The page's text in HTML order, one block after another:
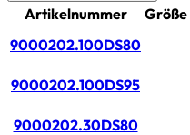
Artikelnummer Größe
9000202.100DS80
9000202.100DS95
9000202.30DS80